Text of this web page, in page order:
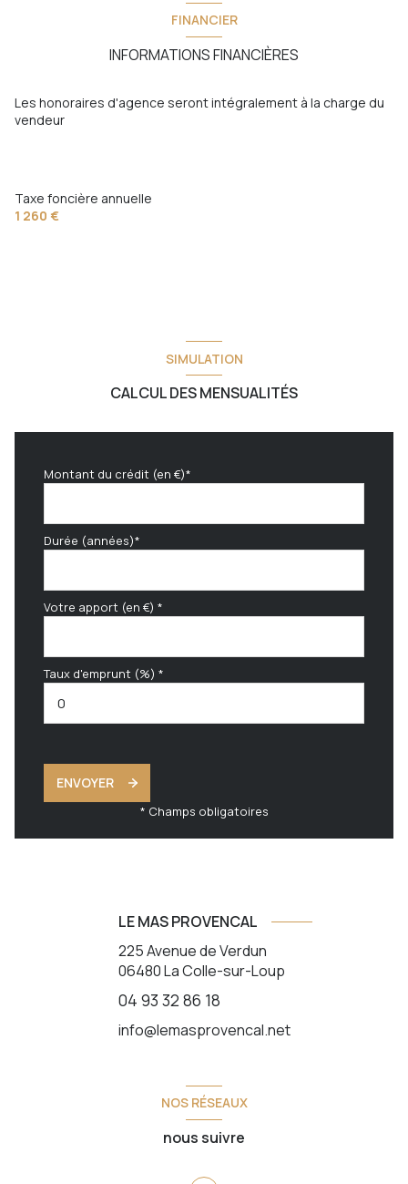
FINANCIER
INFORMATIONS FINANCIÈRES
Les honoraires d'agence seront intégralement à la charge du
vendeur
Taxe foncière annuelle
1 260 €
SIMULATION
CALCUL DES MENSUALITÉS
Montant du crédit (en €)*
Durée (années)*
Votre apport (en €) *
Taux d'emprunt (%) *
ENVOYER
* Champs obligatoires
LE MAS PROVENCAL
225 Avenue de Verdun
06480La Colle-sur-Loup
04 93 32 86 18
info@lemasprovencal.net
NOS RÉSEAUX
nous suivre